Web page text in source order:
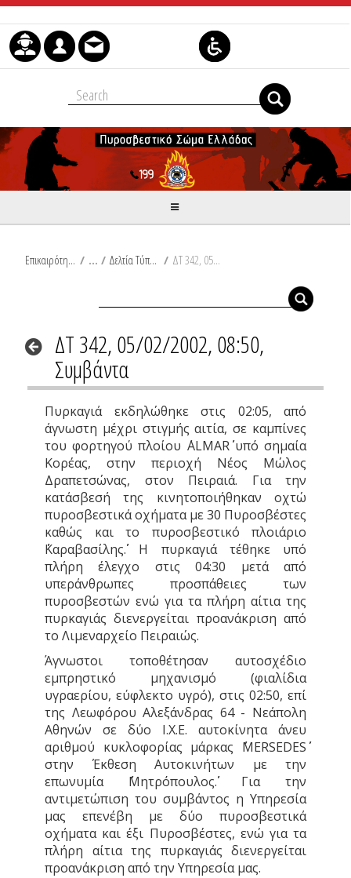
Μετάβαση στο περιεχόμενο
Επικαιρότητα / Δελτία Τύπου / ΔΤ 342, 05/02/2002, 08:50, Συμβάντα
ΔΤ 342, 05/02/2002, 08:50,
Συμβάντα
Πυρκαγιά εκδηλώθηκε στις 02:05, από
άγνωστη μέχρι στιγμής αιτία, σε καμπίνες
του φορτηγού πλοίου ΄΄ΑLMAR΄΄ υπό σημαία
Κορέας, στην περιοχή Νέος Μώλος
Δραπετσώνας, στον Πειραιά. Για την
κατάσβεσή της κινητοποιήθηκαν οχτώ
πυροσβεστικά οχήματα με 30 Πυροσβέστες
καθώς και το πυροσβεστικό πλοιάριο
΄΄Καραβασίλης΄΄. Η πυρκαγιά τέθηκε υπό
πλήρη έλεγχο στις 04:30 μετά από
υπεράνθρωπες προσπάθειες των
πυροσβεστών ενώ για τα πλήρη αίτια της
πυρκαγιάς διενεργείται προανάκριση από
το Λιμεναρχείο Πειραιώς.
Άγνωστοι τοποθέτησαν αυτοσχέδιο
εμπρηστικό μηχανισμό (φιαλίδια
υγραερίου, εύφλεκτο υγρό), στις 02:50, επί
της Λεωφόρου Αλεξάνδρας 64 - Νεάπολη
Αθηνών σε δύο Ι.Χ.Ε. αυτοκίνητα άνευ
αριθμού κυκλοφορίας μάρκας ΄΄MERSEDES΄΄
στην Έκθεση Αυτοκινήτων με την
επωνυμία ΄΄Μητρόπουλος΄΄. Για την
αντιμετώπιση του συμβάντος η Υπηρεσία
μας επενέβη με δύο πυροσβεστικά
οχήματα και έξι Πυροσβέστες, ενώ για τα
πλήρη αίτια της πυρκαγιάς διενεργείται
προανάκριση από την Υπηρεσία μας.